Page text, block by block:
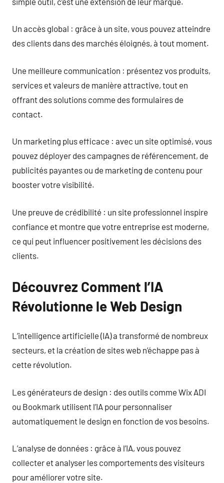
Un accès global : grâce à un site, vous pouvez atteindre
des clients dans des marchés éloignés, à tout moment.
Une meilleure communication : présentez vos produits,
services et valeurs de manière attractive, tout en
offrant des solutions comme des formulaires de
contact.
Un marketing plus efficace : avec un site optimisé, vous
pouvez déployer des campagnes de référencement, de
publicités payantes ou de marketing de contenu pour
booster votre visibilité.
Une preuve de crédibilité : un site professionnel inspire
confiance et montre que votre entreprise est moderne,
ce qui peut influencer positivement les décisions des
clients.
Découvrez Comment l’IA
Révolutionne le Web Design
L’intelligence artificielle (IA) a transformé de nombreux
secteurs, et la création de sites web n’échappe pas à
cette révolution.
Les générateurs de design : des outils comme Wix ADI
ou Bookmark utilisent l’IA pour personnaliser
automatiquement le design en fonction de vos besoins.
L’analyse de données : grâce à l’IA, vous pouvez
collecter et analyser les comportements des visiteurs
pour améliorer votre site.